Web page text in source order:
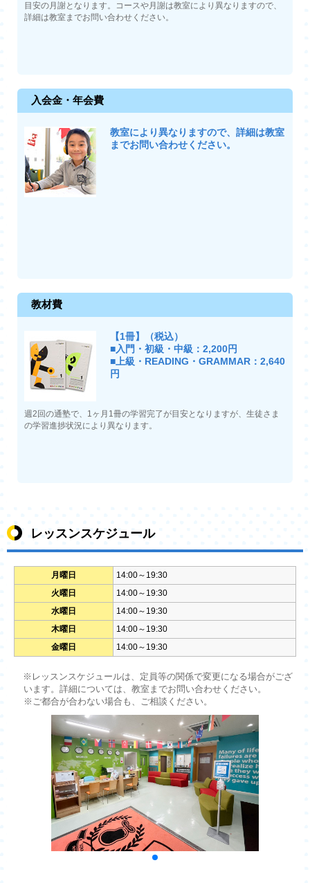
目安の月謝となります。コースや月謝は教室により異なりますので、
詳細は教室までお問い合わせください。
入会金・年会費
教室により異なりますので、詳細は教室
までお問い合わせください。
教材費
【1冊】（税込）
■入門・初級・中級：2,200円
■上級・READING・GRAMMAR：2,640
円
週2回の通塾で、1ヶ月1冊の学習完了が目安となりますが、生徒さま
の学習進捗状況により異なります。
レッスンスケジュール
月曜日
14:00～19:30
火曜日
14:00～19:30
水曜日
14:00～19:30
木曜日
14:00～19:30
金曜日
14:00～19:30
※レッスンスケジュールは、定員等の関係で変更になる場合がござ
います。詳細については、教室までお問い合わせください。
※ご都合が合わない場合も、ご相談ください。